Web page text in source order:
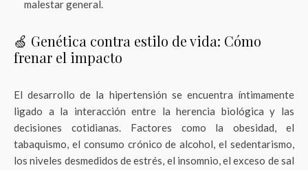
malestar general.
🍏 Genética contra estilo de vida: Cómo
frenar el impacto
El desarrollo de la hipertensión se encuentra íntimamente
ligado a la interacción entre la herencia biológica y las
decisiones cotidianas. Factores como la obesidad, el
tabaquismo, el consumo crónico de alcohol, el sedentarismo,
los niveles desmedidos de estrés, el insomnio, el exceso de sal